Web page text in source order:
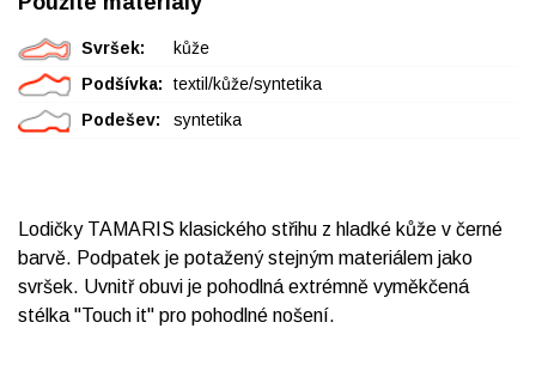
Svršek:
kůže
Podšívka:
textil/kůže/syntetika
Podešev:
syntetika
Lodičky TAMARIS klasického střihu z hladké kůže v černé
barvě. Podpatek je potažený stejným materiálem jako
svršek. Uvnitř obuvi je pohodlná extrémně vyměkčená
stélka "Touch it" pro pohodlné nošení.